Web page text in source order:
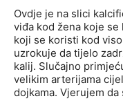
Ovdje je na slici
viđa kod žena koje
koji se koristi kod
uzrokuje da tijelo
kalij. Slučajno
velikim arterijama
dojkama. Vjerujem